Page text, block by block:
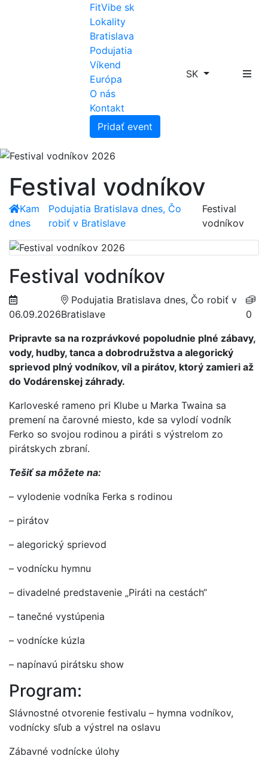
FitVibe sk
Lokality
Bratislava
Podujatia
Víkend
Európa
O nás
Kontakt
Pridať event
SK
Festival vodníkov
Kam
dnes
Podujatia Bratislava dnes, Čo
robiť v Bratislave
Festival
vodníkov
Festival vodníkov
06.09.2026
Podujatia Bratislava dnes, Čo robiť v
Bratislave
0
Pripravte sa na rozprávkové popoludnie plné zábavy,
vody, hudby, tanca a dobrodružstva a alegorický
sprievod plný vodníkov, víl a pirátov, ktorý zamieri až
do Vodárenskej záhrady.
Karloveské rameno pri Klube u Marka Twaina sa
premení na čarovné miesto, kde sa vylodí vodník
Ferko so svojou rodinou a piráti s výstrelom zo
pirátskych zbraní.
Tešiť sa môžete na:
– vylodenie vodníka Ferka s rodinou
– pirátov
– alegorický sprievod
– vodnícku hymnu
– divadelné predstavenie „Piráti na cestách“
– tanečné vystúpenia
– vodnícke kúzla
– napínavú pirátsku show
Program:
Slávnostné otvorenie festivalu – hymna vodníkov,
vodnícky sľub a výstrel na oslavu
Zábavné vodnícke úlohy